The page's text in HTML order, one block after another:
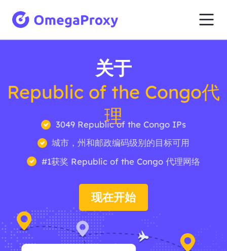
关于
Republic of the Congo代
理
3049 Republic of the Congo IPs
城市，州和邮政编码级别的目标可用
#1获奖 Republic of the Congo 代理网络
现在开始